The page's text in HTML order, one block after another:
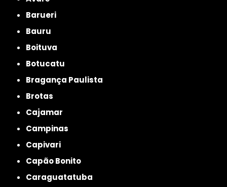
Barueri
Bauru
Boituva
Botucatu
Bragança Paulista
Brotas
Cajamar
Campinas
Capivari
Capão Bonito
Caraguatatuba